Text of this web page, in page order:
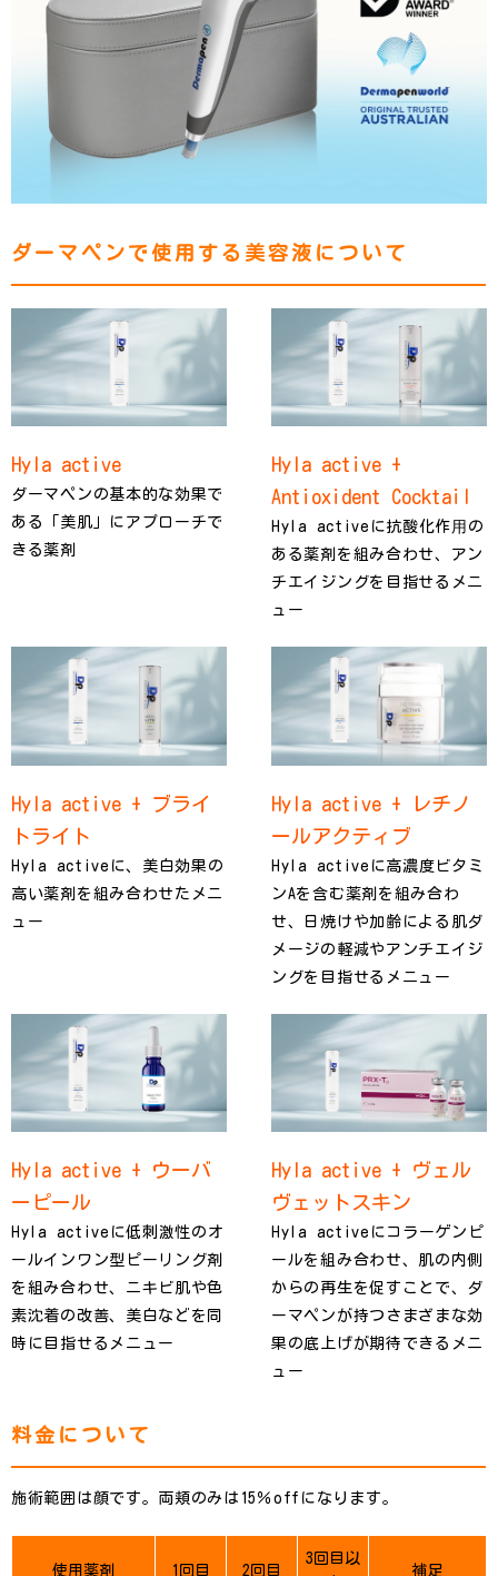
ダーマペンで使用する美容液について
Hyla active
ダーマペンの基本的な効果で
ある「美肌」にアプローチで
きる薬剤
Hyla active +
Antioxident Cocktail
Hyla activeに抗酸化作⽤の
ある薬剤を組み合わせ、アン
チエイジングを目指せるメニ
ュー
Hyla active + ブライ
トライト
Hyla activeに、美白効果の
高い薬剤を組み合わせたメニ
ュー
Hyla active + レチノ
ールアクティブ
Hyla activeに高濃度ビタミ
ンAを含む薬剤を組み合わ
せ、日焼けや加齢による肌ダ
メージの軽減やアンチエイジ
ングを目指せるメニュー
Hyla active + ウーバ
ーピール
Hyla activeに低刺激性のオ
ールインワン型ピーリング剤
を組み合わせ、ニキビ肌や色
素沈着の改善、美白などを同
時に目指せるメニュー
Hyla active + ヴェル
ヴェットスキン
Hyla activeにコラーゲンピ
ールを組み合わせ、肌の内側
からの再生を促すことで、ダ
ーマペンが持つさまざまな効
果の底上げが期待できるメニ
ュー
料金について
施術範囲は顔です。両頬のみは15％offになります。
使用薬剤 1回目 2回目
3回目以
補足